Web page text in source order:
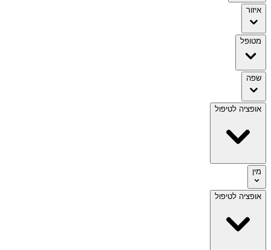
איזור
מטופל
שפה
אופציה לטיפול
מין
אופציה לטיפול